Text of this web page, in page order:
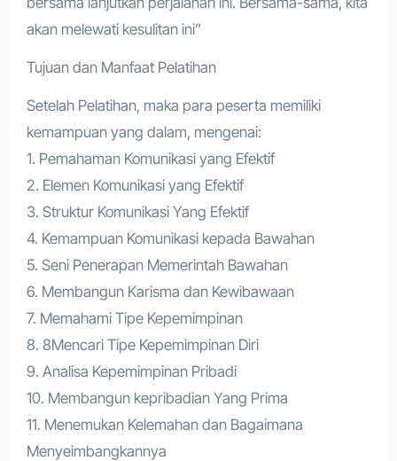
akan melewati kesulitan ini”
Tujuan dan Manfaat Pelatihan
Setelah Pelatihan, maka para peserta memiliki
kemampuan yang dalam, mengenai:
1. Pemahaman Komunikasi yang Efektif
2. Elemen Komunikasi yang Efektif
3. Struktur Komunikasi Yang Efektif
4. Kemampuan Komunikasi kepada Bawahan
5. Seni Penerapan Memerintah Bawahan
6. Membangun Karisma dan Kewibawaan
7. Memahami Tipe Kepemimpinan
8. 8Mencari Tipe Kepemimpinan Diri
9. Analisa Kepemimpinan Pribadi
10. Membangun kepribadian Yang Prima
11. Menemukan Kelemahan dan Bagaimana
Menyeimbangkannya